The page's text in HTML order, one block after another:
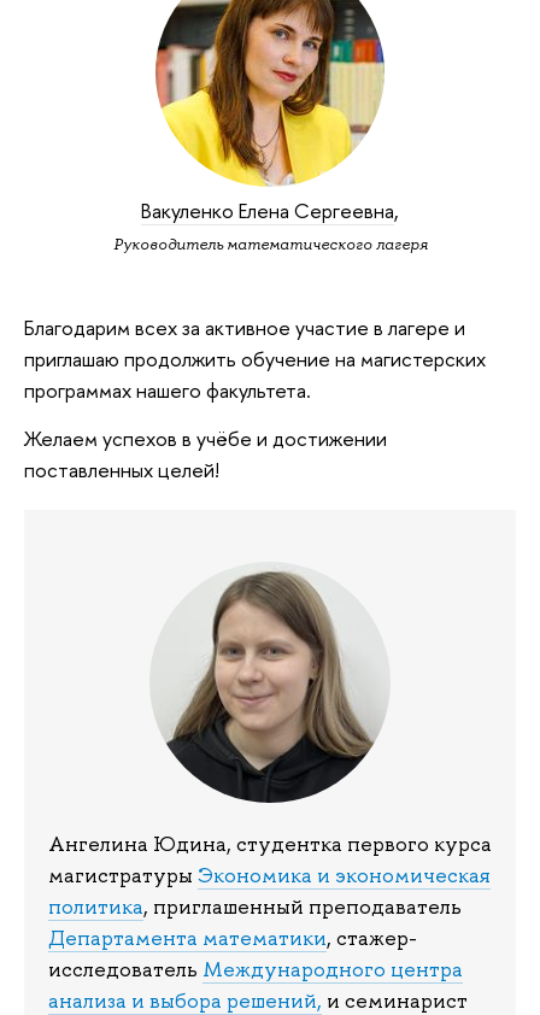
Вакуленко Елена Сергеевна,
Руководитель математического лагеря
Благодарим всех за активное участие в лагере и
приглашаю продолжить обучение на магистерских
программах нашего факультета.
Желаем успехов в учёбе и достижении
поставленных целей!
Ангелина Юдина, студентка первого курса
магистратуры Экономика и экономическая
политика, приглашенный преподаватель
Департамента математики, стажер-
исследователь Международного центра
анализа и выбора решений, и семинарист